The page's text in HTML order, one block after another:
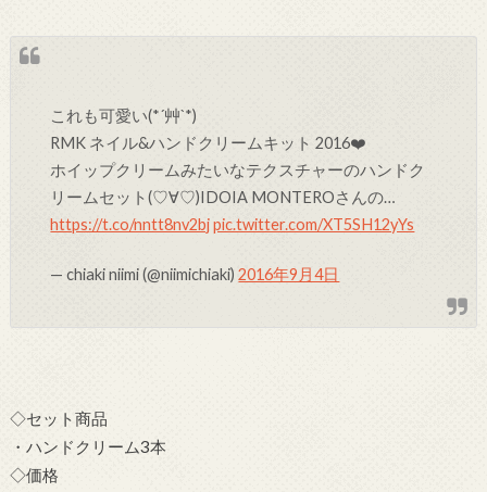
これも可愛い(*´艸`*)
RMK ネイル&ハンドクリームキット 2016❤️
ホイップクリームみたいなテクスチャーのハンドク
リームセット(♡∀♡)IDOIA MONTEROさんの…
https://t.co/nntt8nv2bj pic.twitter.com/XT5SH12yYs
— chiaki niimi (@niimichiaki)2016年9月4日
◇セット商品
・ハンドクリーム3本
◇価格